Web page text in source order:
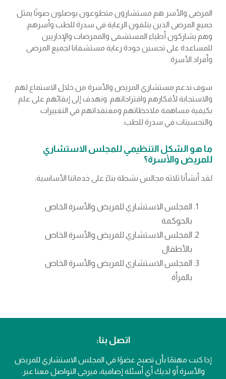
المرضى والأسر هم مستشارون متطوعون يوصلون صوتًا يمثل
جميع المرضى الذين يتلقون الرعاية في سدرة للطب وأسرهم.
وهم يشاركون أطباء المستشفى والممرضات والإداريين
للمساعدة على تحسين جودة رعاية مستشفانا لجميع المرضى
وأفراد الأسرة.
سوف ندعم مستشاري المريض والأسرة من خلال الاستماع لهم
والاستجابة لأفكارهم واقتراحاتهم. ونهدف إلى إبقائهم على علم
بكيفية مساهمة ملاحظاتهم ومعتقداتهم في التغييرات
والتحسينات في سدرة للطب.
ما هو الشكل التنظيمي للمجلس الاستشاري
للمريض والأسرة؟
لقد أنشأنا ثلاثة مجالس نشطة بناءً على خدماتنا الأساسية:
المجلس الاستشاري للمريض والأسرة الخاص
بالحوكمة
المجلس الاستشاري للمريض والأسرة الخاص
بالأطفال
المجلس الاستشاري للمريض والأسرة الخاص
بالمرأة
اتصل بنا:
إذا كنت مهتمًا بأن تصبح عضوًا في المجلس الاستشاري للمريض
والأسرة أو لديك أي أسئلة إضافية، فيرجى التواصل معنا عبر: